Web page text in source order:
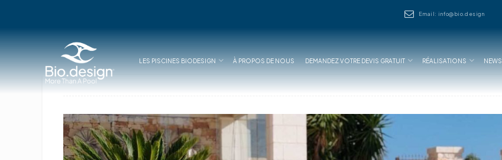
Email: info@bio.design
LES PISCINES BIODESIGN À PROPOS DE NOUS DEMANDEZ VOTRE DEVIS GRATUIT RÉALISATIONS NEWS